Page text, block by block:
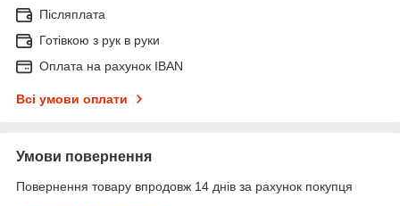
Післяплата
Готівкою з рук в руки
Оплата на рахунок IBAN
Всі умови оплати
Умови повернення
Повернення товару впродовж 14 днів за рахунок покупця